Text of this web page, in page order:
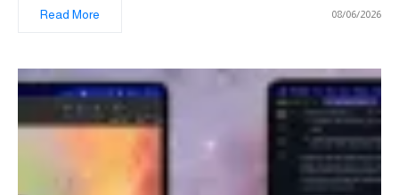
08/06/2026
Read More